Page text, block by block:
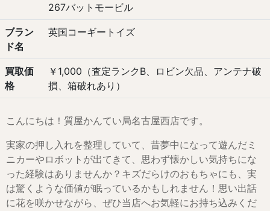
267バットモービル
ブラン
ド名
英国コーギートイズ
買取価
格
￥1,000（査定ランクB、ロビン欠品、アンテナ破
損、箱破れあり）
こんにちは！質屋かんてい局名古屋西店です。
実家の押し入れを整理していて、昔夢中になって遊んだミ
ニカーやロボットが出てきて、思わず懐かしい気持ちにな
った経験はありませんか？キズだらけのおもちゃにも、実
は驚くような価値が眠っているかもしれません！思い出話
に花を咲かせながら、ぜひ当店へお気軽にお持ち込みくだ